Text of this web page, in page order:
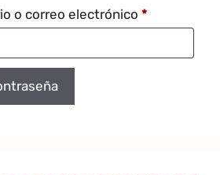
o correo electrónico *